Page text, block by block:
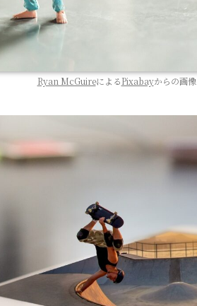
Ryan McGuireによるPixabayからの画像